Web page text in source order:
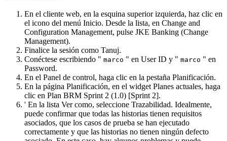
En el cliente web, en la esquina superior izquierda, haz clic en
el icono del menú Inicio. Desde la lista, en Change and
Configuration Management, pulse JKE Banking (Change
Management).
Finalice la sesión como Tanuj.
Conéctese escribiendo " marco " en User ID y " marco " en
Password.
En el Panel de control, haga clic en la pestaña Planificación.
En la página Planificación, en el widget Planes actuales, haga
clic en Plan BRM Sprint 2 (1.0) [Sprint 2].
' En la lista Ver como, seleccione Trazabilidad. Idealmente,
puede confirmar que todas las historias tienen requisitos
asociados, que los casos de prueba se han ejecutado
correctamente y que las historias no tienen ningún defecto